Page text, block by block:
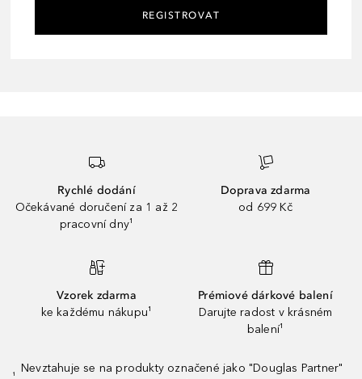
REGISTROVAT
Rychlé dodání
Očekávané doručení za 1 až 2
pracovní dny¹
Doprava zdarma
od 699 Kč
Vzorek zdarma
ke každému nákupu¹
Prémiové dárkové balení
Darujte radost v krásném
balení¹
¹
Nevztahuje se na produkty označené jako "Douglas Partner"